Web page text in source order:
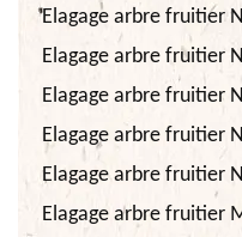
Elagage arbre fruitier
Elagage arbre fruitier
Elagage arbre fruitier
Elagage arbre fruitier
Elagage arbre fruitier
Elagage arbre fruitier